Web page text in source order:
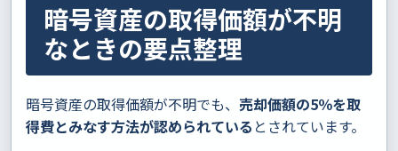
暗号資産の取得価額が不明
なときの要点整理
暗号資産の取得価額が不明でも、 売却価額の5％を取
得費とみなす方法が認められている とされています。